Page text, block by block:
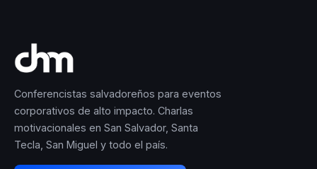
Conferencistas salvadoreños para eventos
corporativos de alto impacto. Charlas
motivacionales en San Salvador, Santa
Tecla, San Miguel y todo el país.